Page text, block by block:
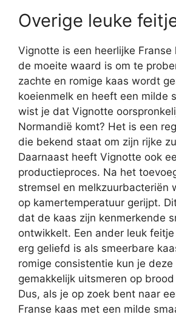
Overige leuke
Vignotte is een heerlijke Franse
de moeite waard is om te
zachte en romige kaas wordt
koeienmelk en heeft een milde
wist je dat Vignotte
Normandië komt? Het is een
die bekend staat om zijn rijke
Daarnaast heeft Vignotte ook
productieproces. Na het
stremsel en melkzuurbacteriën
op kamertemperatuur gerijpt.
dat de kaas zijn kenmerkende
ontwikkelt. Een ander leuk
erg geliefd is als smeerbare
romige consistentie kun je deze
gemakkelijk uitsmeren op
Dus, als je op zoek bent naar
Franse kaas met een milde